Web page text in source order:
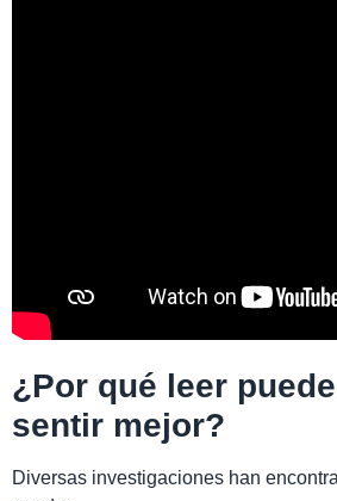
¿Por qué leer
sentir mejor?
Diversas investigaciones han